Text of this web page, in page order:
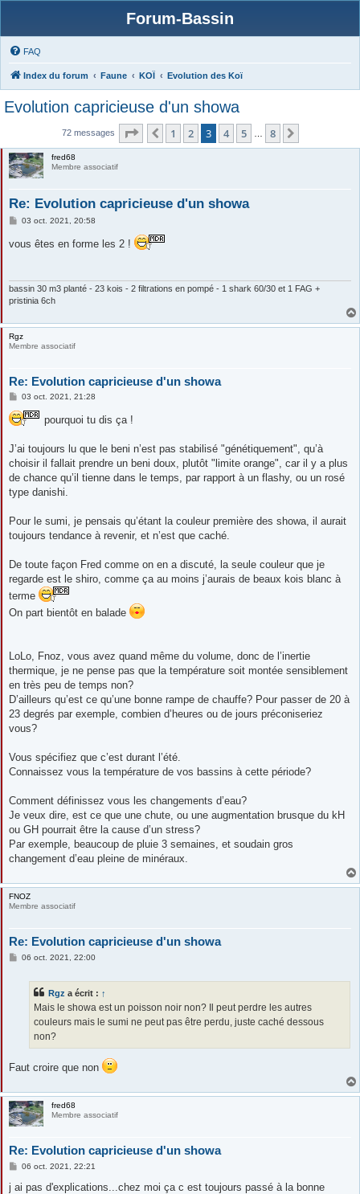
Forum-Bassin
FAQ
Index du forum Faune KOÏ Evolution des Koï
Evolution capricieuse d'un showa
72 messages Page sur8
Précédente
1 2 3 4 5 8
fred68
Membre associatif
Re: Evolution capricieuse d'un showa
M
s
03 oct. 2021, 20:58
vous êtes en forme les 2 !
bassin 30 m3 planté - 23 kois - 2 filtrations en pompé - 1 shark 60/30 et 1 FAG +
pristinia 6ch
Rgz
Membre associatif
Re: Evolution capricieuse d'un showa
M
s
s
g
e
03 oct. 2021, 21:28
pourquoi tu dis ça !
J’ai toujours lu que le beni n’est pas stabilisé "génétiquement", qu’à
choisir il fallait prendre un beni doux, plutôt "limite orange", car il y a plus
de chance qu’il tienne dans le temps, par rapport à un flashy, ou un rosé
type danishi.
Pour le sumi, je pensais qu’étant la couleur première des showa, il aurait
toujours tendance à revenir, et n’est que caché.
De toute façon Fred comme on en a discuté, la seule couleur que je
regarde est le shiro, comme ça au moins j’aurais de beaux kois blanc à
terme
On part bientôt en balade
LoLo, Fnoz, vous avez quand même du volume, donc de l’inertie
thermique, je ne pense pas que la température soit montée sensiblement
en très peu de temps non?
D’ailleurs qu’est ce qu’une bonne rampe de chauffe? Pour passer de 20 à
23 degrés par exemple, combien d’heures ou de jours préconiseriez
vous?
Vous spécifiez que c’est durant l’été.
Connaissez vous la température de vos bassins à cette période?
Comment définissez vous les changements d’eau?
Je veux dire, est ce que une chute, ou une augmentation brusque du kH
ou GH pourrait être la cause d’un stress?
Par exemple, beaucoup de pluie 3 semaines, et soudain gros
changement d’eau pleine de minéraux.
FNOZ
Membre associatif
Re: Evolution capricieuse d'un showa
M06 oct. 2021, 22:00
Rgz a écrit : ↑
Mais le showa est un poisson noir non? Il peut perdre les autres
couleurs mais le sumi ne peut pas être perdu, juste caché dessous
non?
Faut croire que non
fred68
Membre associatif
Re: Evolution capricieuse d'un showa
M
s
06 oct. 2021, 22:21
j ai pas d'explications...chez moi ça c est toujours passé à la bonne